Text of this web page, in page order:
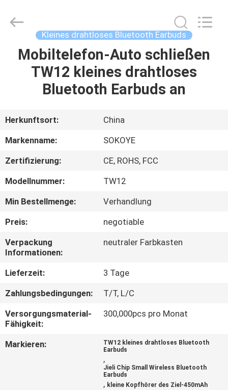
HAUS
PRODUKTE
ÜBER
UNS
FABRIK-
AUSFLUG
QUALITÄTSKONTROLLE
TRETEN
SIE
MIT
IN
VERBINDUNG
Electronic
Co.,Ltd.
Kleines drahtloses Bluetooth Earbuds
Mobiltelefon-Auto schließen
TW12 kleines drahtloses
Bluetooth Earbuds an
Herkunftsort:
China
Markenname:
SOKOYE
Zertifizierung:
CE, ROHS, FCC
Modellnummer:
TW12
Min Bestellmenge:
Verhandlung
Preis:
negotiable
Verpackung
Informationen:
neutraler Farbkasten
Lieferzeit:
3 Tage
Zahlungsbedingungen:
T/T, L/C
Versorgungsmaterial-
Fähigkeit:
300,000pcs pro Monat
Markieren:
TW12 kleines drahtloses Bluetooth
Earbuds
,
Jieli Chip Small Wireless Bluetooth
Earbuds
, kleine Kopfhörer des Ziel-450mAh